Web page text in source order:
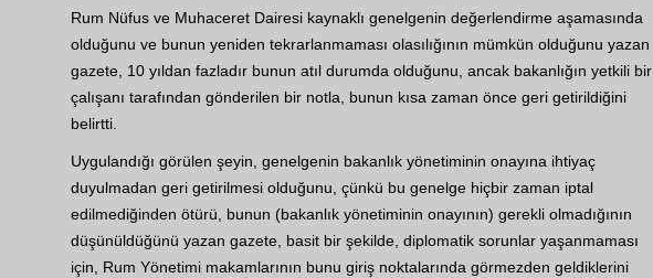
Rum Nüfus ve Muhaceret Dairesi kaynaklı genelgenin değerlendirme aşamasında
olduğunu ve bunun yeniden tekrarlanmaması olasılığının mümkün olduğunu yazan
gazete, 10 yıldan fazladır bunun atıl durumda olduğunu, ancak bakanlığın yetkili bir
çalışanı tarafından gönderilen bir notla, bunun kısa zaman önce geri getirildiğini
belirtti.
Uygulandığı görülen şeyin, genelgenin bakanlık yönetiminin onayına ihtiyaç
duyulmadan geri getirilmesi olduğunu, çünkü bu genelge hiçbir zaman iptal
edilmediğinden ötürü, bunun (bakanlık yönetiminin onayının) gerekli olmadığının
düşünüldüğünü yazan gazete, basit bir şekilde, diplomatik sorunlar yaşanmaması
için, Rum Yönetimi makamlarının bunu giriş noktalarında görmezden geldiklerini